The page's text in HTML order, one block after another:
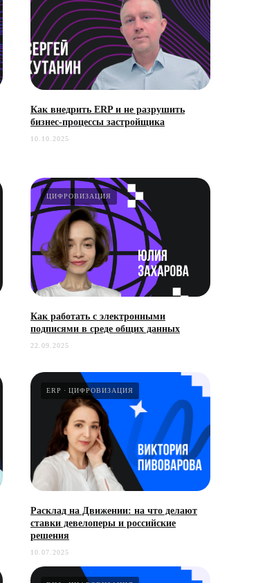
Как внедрить ERP и не разрушить
бизнес-процессы застройщика
10.10.2025
ЦИФРОВИЗАЦИЯ
Как работать с электронными
подписями в среде общих данных
22.09.2025
ERP ЦИФРОВИЗАЦИЯ
Расклад на Движении: на что делают
ставки девелоперы и российские
решения
10.07.2025
главный эксперт проекта